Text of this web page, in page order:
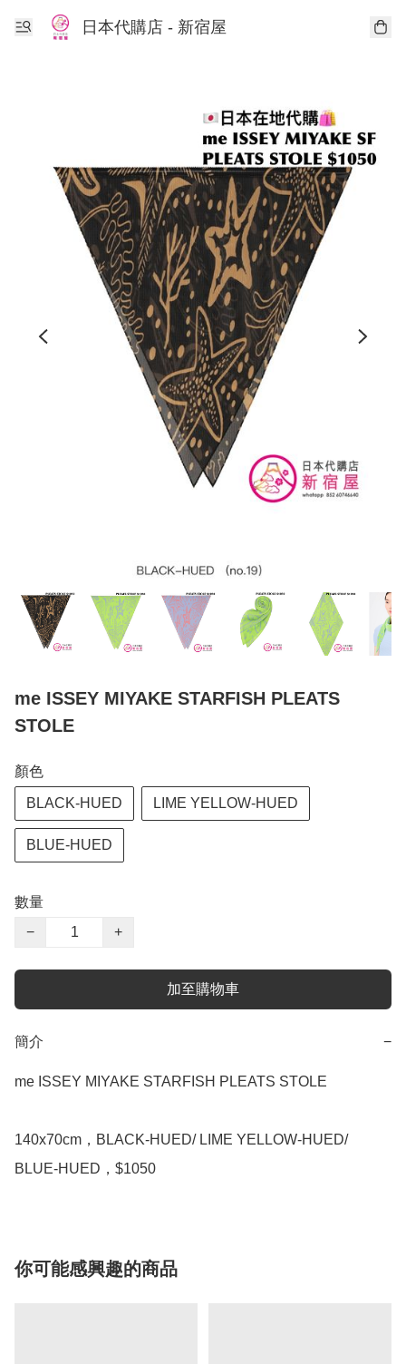
日本代購店 - 新宿屋
me ISSEY MIYAKE STARFISH PLEATS
STOLE
顏色
BLACK-HUED LIME YELLOW-HUED
BLUE-HUED
數量
−
+
加至購物車
簡介 −
me ISSEY MIYAKE STARFISH PLEATS STOLE
140x70cm，BLACK-HUED/ LIME YELLOW-HUED/
BLUE-HUED，$1050
你可能感興趣的商品